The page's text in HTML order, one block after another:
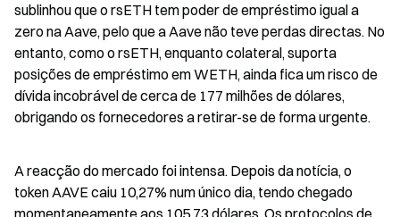
sublinhou que o rsETH tem poder de empréstimo igual a
zero na Aave, pelo que a Aave não teve perdas directas. No
entanto, como o rsETH, enquanto colateral, suporta
posições de empréstimo em WETH, ainda fica um risco de
dívida incobrável de cerca de 177 milhões de dólares,
obrigando os fornecedores a retirar-se de forma urgente.
A reacção do mercado foi intensa. Depois da notícia, o
token AAVE caiu 10,27% num único dia, tendo chegado
momentaneamente aos 105,73 dólares. Os protocolos de